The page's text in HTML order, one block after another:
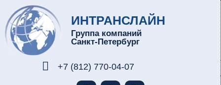
ИНТРАНСЛАЙН
Группа компаний
Санкт-Петербург
+7 (812) 770-04-07